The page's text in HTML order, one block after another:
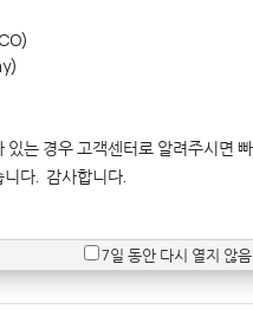
있는 경우 고객센터로 알려주시면
다. 감사합니다.
7일 동안 다시 열지 않음